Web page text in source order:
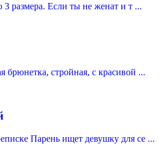
размера. Если ты не женат и т ...
стройная, с красивой ...
Парень ищет девушку для се ...